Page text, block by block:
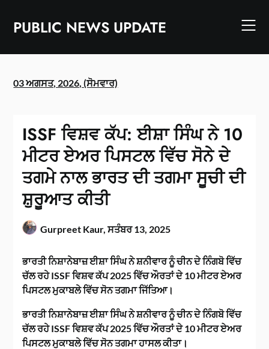
contentPUBLIC NEWS UPDATE
03 ਅਗਸਤ, 2026, (ਸੋਮਵਾਰ)
ISSF ਵਿਸ਼ਵ ਕੱਪ: ਈਸ਼ਾ ਸਿੰਘ ਨੇ 10
ਮੀਟਰ ਏਅਰ ਪਿਸਟਲ ਵਿੱਚ ਸੋਨੇ ਦੇ
ਤਗਮੇ ਨਾਲ ਭਾਰਤ ਦੀ ਤਗਮਾ ਸੂਚੀ ਦੀ
ਸ਼ੁਰੂਆਤ ਕੀਤੀ
Gurpreet Kaur,ਸਤੰਬਰ 13, 2025
ਭਾਰਤੀ ਨਿਸ਼ਾਨੇਬਾਜ਼ ਈਸ਼ਾ ਸਿੰਘ ਨੇ ਸ਼ਨੀਵਾਰ ਨੂੰ ਚੀਨ ਦੇ ਨਿੰਗਬੋ ਵਿੱਚ
ਚੱਲ ਰਹੇ ISSF ਵਿਸ਼ਵ ਕੱਪ 2025 ਵਿੱਚ ਔਰਤਾਂ ਦੇ 10 ਮੀਟਰ ਏਅਰ
ਪਿਸਟਲ ਮੁਕਾਬਲੇ ਵਿੱਚ ਸੋਨ ਤਗਮਾ ਜਿੱਤਿਆ।
ਭਾਰਤੀ ਨਿਸ਼ਾਨੇਬਾਜ਼ ਈਸ਼ਾ ਸਿੰਘ ਨੇ ਸ਼ਨੀਵਾਰ ਨੂੰ ਚੀਨ ਦੇ ਨਿੰਗਬੋ ਵਿੱਚ
ਚੱਲ ਰਹੇ ISSF ਵਿਸ਼ਵ ਕੱਪ 2025 ਵਿੱਚ ਔਰਤਾਂ ਦੇ 10 ਮੀਟਰ ਏਅਰ
ਪਿਸਟਲ ਮੁਕਾਬਲੇ ਵਿੱਚ ਸੋਨ ਤਗਮਾ ਹਾਸਲ ਕੀਤਾ।